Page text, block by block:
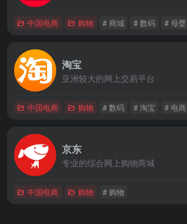
中国电商 购物 # 商城 # 数码 # 母婴
淘宝
亚洲较大的网上交易平台
中国电商 购物 # 数码 # 淘宝 # 电商
京东
专业的综合网上购物商城
中国电商 购物 # 购物